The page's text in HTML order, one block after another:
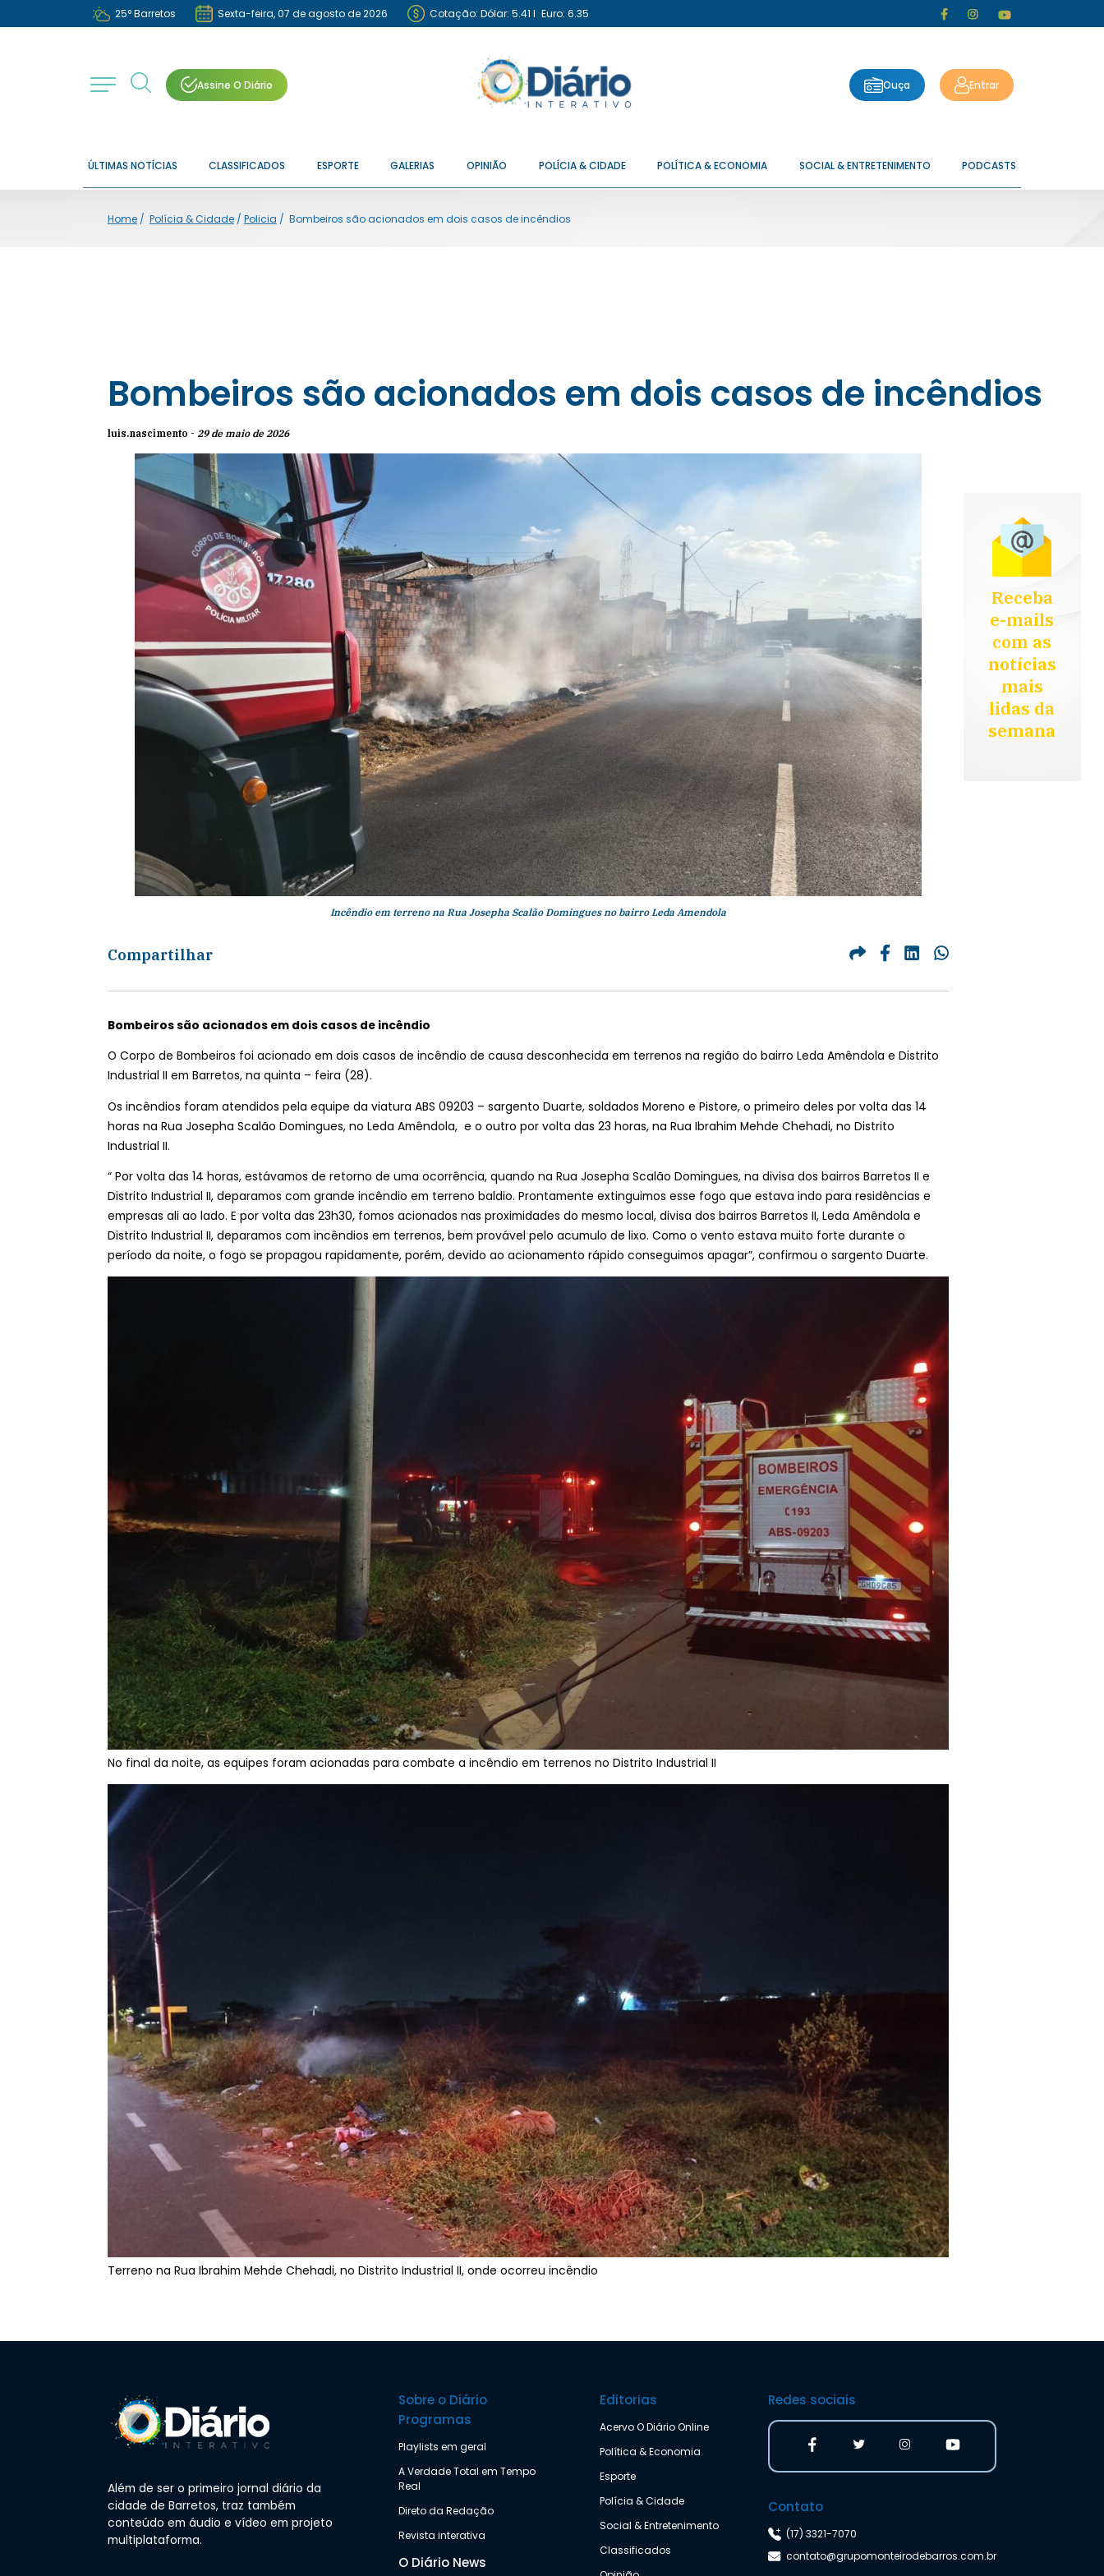
25°Barretos Sexta-feira, 07 de agosto de 2026 Cotação: Dólar: 5.41 I Euro: 6.35
Assine O Diário Ouça Entrar
ÚLTIMAS NOTÍCIAS CLASSIFICADOS ESPORTE GALERIAS OPINIÃO POLÍCIA & CIDADE POLÍTICA & ECONOMIA SOCIAL & ENTRETENIMENTO PODCASTS
Home/ Polícia & Cidade/ Policia / Bombeiros são acionados em dois casos de incêndios
Bombeiros são acionados em dois casos de incêndios
luis.nascimento - 29 de maio de 2026
Incêndio em terreno na Rua Josepha Scalão Domingues no bairro Leda Amendola
Compartilhar
Bombeiros são acionados em dois casos de incêndio
O Corpo de Bombeiros foi acionado em dois casos de incêndio de causa desconhecida em terrenos na região do bairro Leda Amêndola e Distrito
Industrial II em Barretos, na quinta – feira (28).
Os incêndios foram atendidos pela equipe da viatura ABS 09203 – sargento Duarte, soldados Moreno e Pistore, o primeiro deles por volta das 14
horas na Rua Josepha Scalão Domingues, no Leda Amêndola, e o outro por volta das 23 horas, na Rua Ibrahim Mehde Chehadi, no Distrito
Industrial II.
“ Por volta das 14 horas, estávamos de retorno de uma ocorrência, quando na Rua Josepha Scalão Domingues, na divisa dos bairros Barretos II e
Distrito Industrial II, deparamos com grande incêndio em terreno baldio. Prontamente extinguimos esse fogo que estava indo para residências e
empresas ali ao lado. E por volta das 23h30, fomos acionados nas proximidades do mesmo local, divisa dos bairros Barretos II, Leda Amêndola e
Distrito Industrial II, deparamos com incêndios em terrenos, bem provável pelo acumulo de lixo. Como o vento estava muito forte durante o
período da noite, o fogo se propagou rapidamente, porém, devido ao acionamento rápido conseguimos apagar”, confirmou o sargento Duarte.
No final da noite, as equipes foram acionadas para combate a incêndio em terrenos no Distrito Industrial II
Terreno na Rua Ibrahim Mehde Chehadi, no Distrito Industrial II, onde ocorreu incêndio
Receba
e-mails
com as
notícias
mais
lidas da
semana
Além de ser o primeiro jornal diário da
cidade de Barretos, traz também
conteúdo em áudio e vídeo em projeto
multiplataforma.
Sobre o Diário
Programas
Playlists em geral
A Verdade Total em Tempo
Real
Direto da Redação
Revista interativa
O Diário News
Editorias
Acervo O Diário Online
Política & Economia
Esporte
Polícia & Cidade
Social & Entretenimento
Classificados
Redes sociais
Contato
(17) 3321-7070
contato@grupomonteirodebarros.com.br